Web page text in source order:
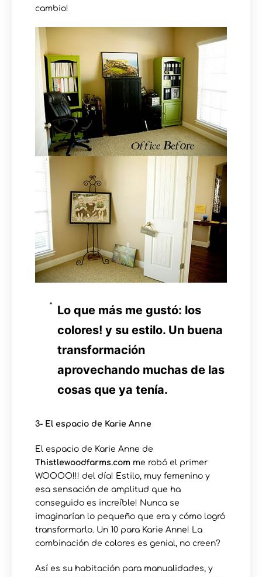
cambio!
Lo que más me gustó: los
colores! y su estilo. Un buena
transformación
aprovechando muchas de las
cosas que ya tenía.
3- El espacio de Karie Anne
El espacio de Karie Anne de
Thistlewoodfarms.com me robó el primer
WOOOO!!! del día! Estilo, muy femenino y
esa sensación de amplitud que ha
conseguido es increíble! Nunca se
imaginarían lo pequeño que era y cómo logró
transformarlo. Un 10 para Karie Anne! La
combinación de colores es genial, no creen?
Así es su habitación para manualidades, y